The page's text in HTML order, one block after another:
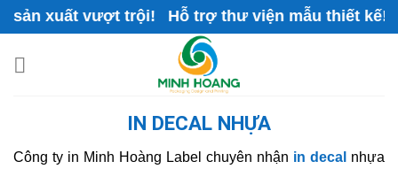
Skip
to
content
xuất vượt trội! Hỗ trợ thư viện mẫu thiết kế!
IN DECAL NHỰA
Công ty in Minh Hoàng Label chuyên nhận in decal nhựa